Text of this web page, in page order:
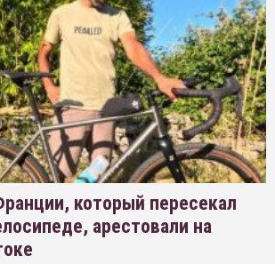
который пересекал
арестовали на